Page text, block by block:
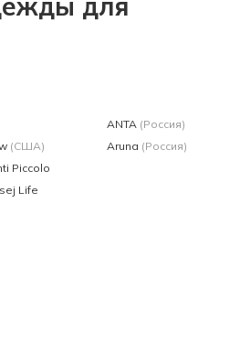
(США)
Piccolo
Life
ANTA (Россия)
Aruna (Россия)